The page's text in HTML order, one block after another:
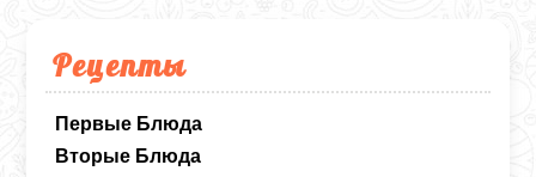
Рецепты
Первые Блюда
Вторые Блюда
- как в хорошем ресторане, только у вас